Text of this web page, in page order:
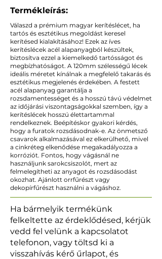
Termékleírás:
Válaszd a prémium magyar kerítéslécet, ha
tartós és esztétikus megoldást keresel
kerítésed kialakításához! Ezek az íves
kerítéslécek acél alapanyagból készültek,
biztosítva ezzel a kiemelkedő tartósságot és
megbízhatóságot. A 120mm szélességű lécek
ideális méretet kínálnak a megfelelő takarás és
esztétikus megjelenés érdekében. A festett
acél alapanyag garantálja a
rozsdamentességet és a hosszú távú védelmet
az időjárási viszontagságokkal szemben, így a
kerítéslécek hosszú élettartammal
rendelkeznek. Beépítéskor gyakori kérdés,
hogy a furatok rozsdásodnak-e. Az önmetsző
csavarok alkalmazásával ez elkerülhető, mivel
a cinkréteg elkenődése megakadályozza a
korróziót. Fontos, hogy vágásnál ne
használjunk sarokcsiszolót, mert az
felmelegítheti az anyagot és rozsdásodást
okozhat. Ajánlott orrfűrészt vagy
dekopírfűrészt használni a vágáshoz.
Ha bármelyik termékünk
felkeltette az érdeklődésed, kérjük
vedd fel velünk a kapcsolatot
telefonon, vagy töltsd ki a
visszahívás kérő űrlapot, és